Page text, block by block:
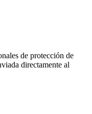
de protección de
directamente al